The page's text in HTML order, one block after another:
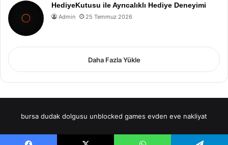
HediyeKutusu ile Ayrıcalıklı Hediye Deneyimi
Admin 25 Temmuz 2026
Daha Fazla Yükle
bursa dudak dolgusu unblocked games evden eve nakliyat